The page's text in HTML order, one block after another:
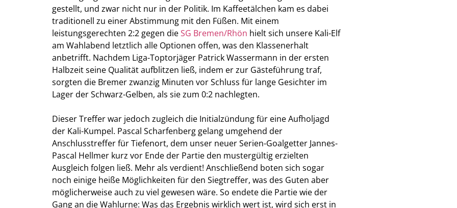
gestellt, und zwar nicht nur in der Politik. Im Kaffeetälchen kam es dabei
traditionell zu einer Abstimmung mit den Füßen. Mit einem
leistungsgerechten 2:2 gegen dieSG Bremen/Rhön hielt sich unsere Kali-Elf
am Wahlabend letztlich alle Optionen offen, was den Klassenerhalt
anbetrifft. Nachdem Liga-Toptorjäger Patrick Wassermann in der ersten
Halbzeit seine Qualität aufblitzen ließ, indem er zur Gästeführung traf,
sorgten die Bremer zwanzig Minuten vor Schluss für lange Gesichter im
Lager der Schwarz-Gelben, als sie zum 0:2 nachlegten.
Dieser Treffer war jedoch zugleich die Initialzündung für eine Aufholjagd
der Kali-Kumpel. Pascal Scharfenberg gelang umgehend der
Anschlusstreffer für Tiefenort, dem unser neuer Serien-Goalgetter Jannes-
Pascal Hellmer kurz vor Ende der Partie den mustergültig erzielten
Ausgleich folgen ließ. Mehr als verdient! Anschließend boten sich sogar
noch einige heiße Möglichkeiten für den Siegtreffer, was des Guten aber
möglicherweise auch zu viel gewesen wäre. So endete die Partie wie der
Gang an die Wahlurne: Was das Ergebnis wirklich wert ist, wird sich erst in